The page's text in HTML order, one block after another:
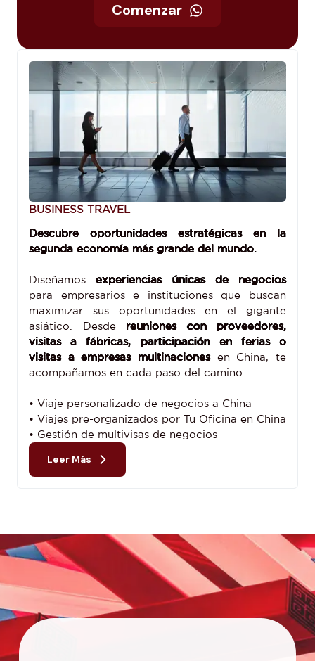
Comenzar
BUSINESS TRAVEL
Descubre oportunidades estratégicas en la
segunda economía más grande del mundo.
Diseñamosexperiencias únicas de negocios
para empresarios e instituciones que buscan
maximizar sus oportunidades en el gigante
asiático. Desde reuniones con proveedores,
visitas a fábricas, participación en ferias o
visitas a empresas multinacionesen China, te
acompañamos en cada paso del camino.
• Viaje personalizado de negocios a China
• Viajes pre-organizados por Tu Oficina en China
• Gestión de multivisas de negocios
Leer Más